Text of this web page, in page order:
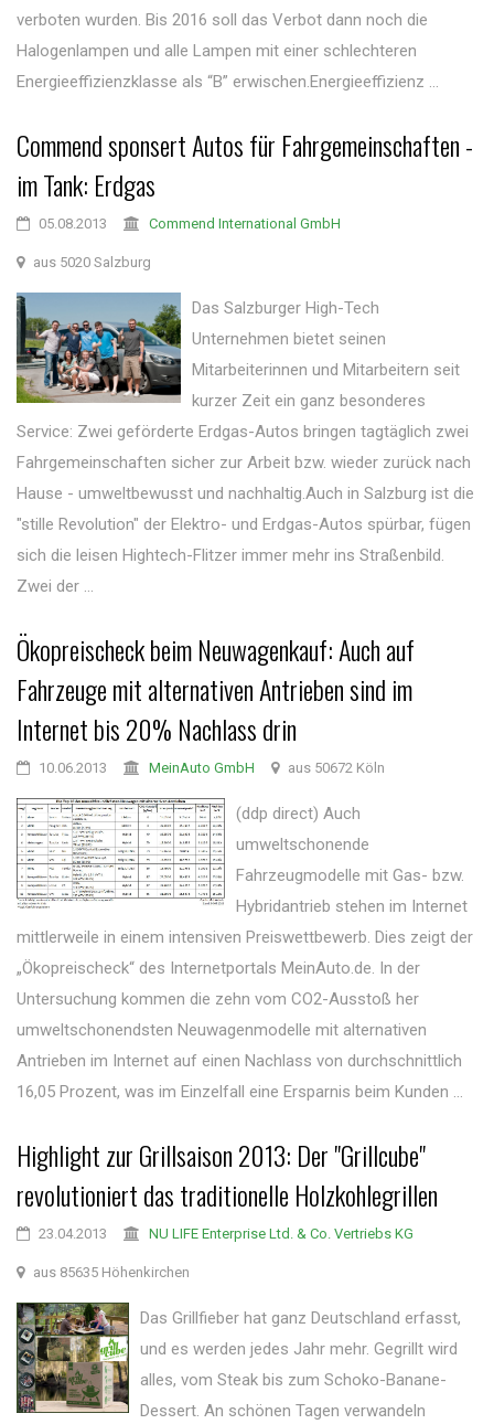
verboten wurden. Bis 2016 soll das Verbot dann noch die
Halogenlampen und alle Lampen mit einer schlechteren
Energieeffizienzklasse als “B” erwischen.Energieeffizienz ...
Commend sponsert Autos für Fahrgemeinschaften -
im Tank: Erdgas
05.08.2013 Commend International GmbH
aus 5020 Salzburg
Das Salzburger High-Tech
Unternehmen bietet seinen
Mitarbeiterinnen und Mitarbeitern seit
kurzer Zeit ein ganz besonderes
Service: Zwei geförderte Erdgas-Autos bringen tagtäglich zwei
Fahrgemeinschaften sicher zur Arbeit bzw. wieder zurück nach
Hause - umweltbewusst und nachhaltig.Auch in Salzburg ist die
"stille Revolution" der Elektro- und Erdgas-Autos spürbar, fügen
sich die leisen Hightech-Flitzer immer mehr ins Straßenbild.
Zwei der ...
Ökopreischeck beim Neuwagenkauf: Auch auf
Fahrzeuge mit alternativen Antrieben sind im
Internet bis 20% Nachlass drin
10.06.2013 MeinAuto GmbH aus 50672 Köln
(ddp direct) Auch
umweltschonende
Fahrzeugmodelle mit Gas- bzw.
Hybridantrieb stehen im Internet
mittlerweile in einem intensiven Preiswettbewerb. Dies zeigt der
„Ökopreischeck“ des Internetportals MeinAuto.de. In der
Untersuchung kommen die zehn vom CO2-Ausstoß her
umweltschonendsten Neuwagenmodelle mit alternativen
Antrieben im Internet auf einen Nachlass von durchschnittlich
16,05 Prozent, was im Einzelfall eine Ersparnis beim Kunden ...
Highlight zur Grillsaison 2013: Der "Grillcube"
revolutioniert das traditionelle Holzkohlegrillen
23.04.2013 NU LIFE Enterprise Ltd. & Co. Vertriebs KG
aus 85635 Höhenkirchen
Das Grillfieber hat ganz Deutschland erfasst,
und es werden jedes Jahr mehr. Gegrillt wird
alles, vom Steak bis zum Schoko-Banane-
Dessert. An schönen Tagen verwandeln